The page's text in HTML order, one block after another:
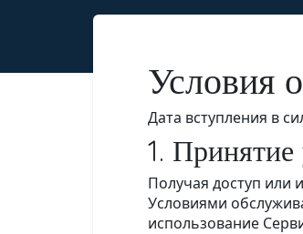
Условия
Дата вступления в
1. Принятие
Получая доступ или
Условиями
использование